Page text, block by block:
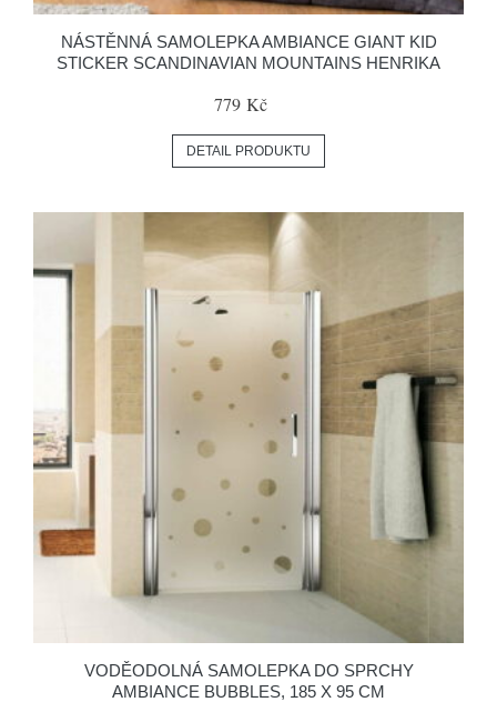
NÁSTĚNNÁ SAMOLEPKA AMBIANCE GIANT KID
STICKER SCANDINAVIAN MOUNTAINS HENRIKA
779 Kč
DETAIL PRODUKTU
VODĚODOLNÁ SAMOLEPKA DO SPRCHY
AMBIANCE BUBBLES, 185 X 95 CM